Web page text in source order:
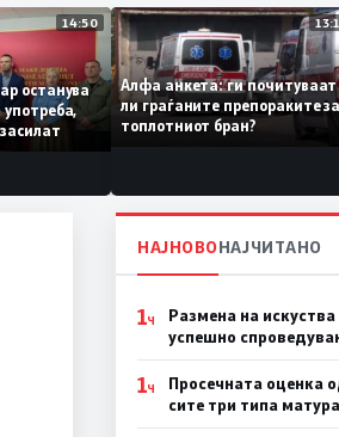
14:50
останува
употреба,
се засилат
Алфа анкета: ги
ли граѓаните
топлотниот бран?
НАЈНОВОНАЈЧИТАНО
1Ч
Размена на
успешно
1Ч
Просечната оценка
сите три типа